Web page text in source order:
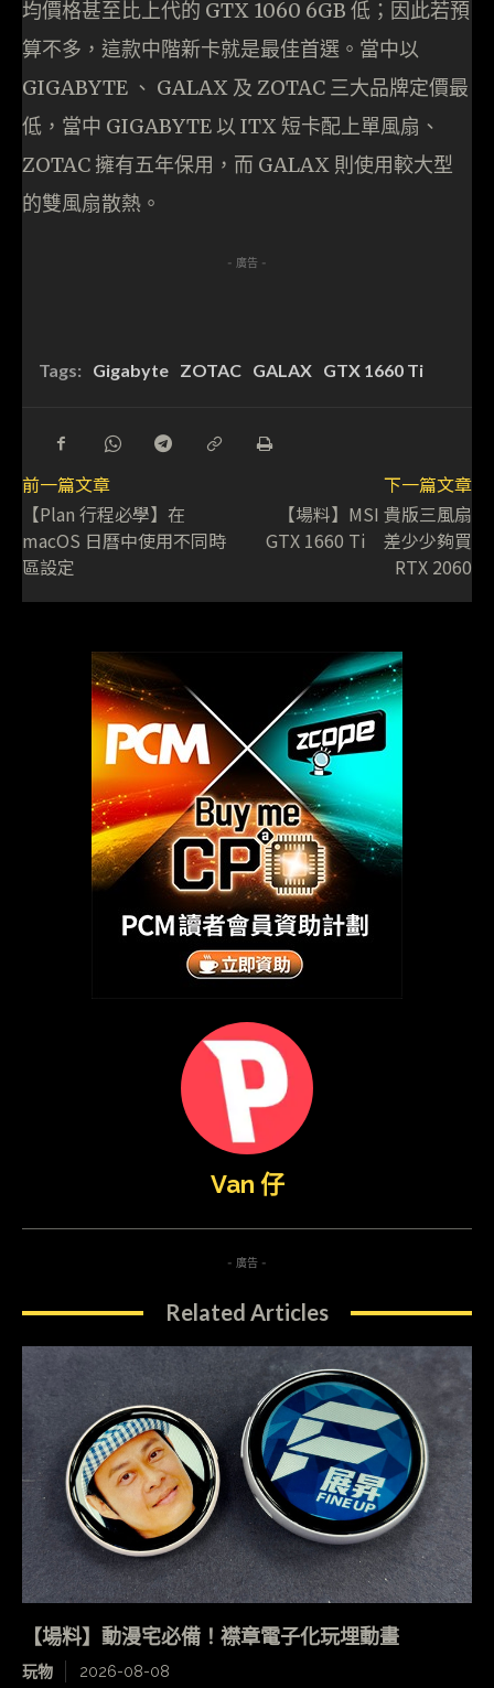
均價格甚至比上代的 GTX 1060 6GB 低；因此若預
算不多，這款中階新卡就是最佳首選。當中以
GIGABYTE 、 GALAX 及 ZOTAC 三大品牌定價最
低，當中 GIGABYTE 以 ITX 短卡配上單風扇、
ZOTAC 擁有五年保用，而 GALAX 則使用較大型
的雙風扇散熱。
- 廣告 -
Tags: Gigabyte ZOTAC GALAX GTX 1660 Ti
前一篇文章
【Plan 行程必學】在
macOS 日曆中使用不同時
區設定
下一篇文章
【場料】MSI 貴版三風扇
GTX 1660 Ti 差少少夠買
RTX 2060
Van 仔
- 廣告 -
Related Articles
【場料】動漫宅必備！襟章電子化玩埋動畫
玩物 2026-08-08